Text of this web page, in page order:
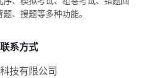
、搜题等多种功能。
联系方式
技有限公司